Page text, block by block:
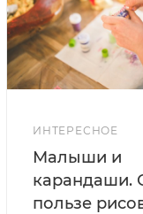
ИНТЕРЕСНОЕ
Малыши и
карандаши.
пользе